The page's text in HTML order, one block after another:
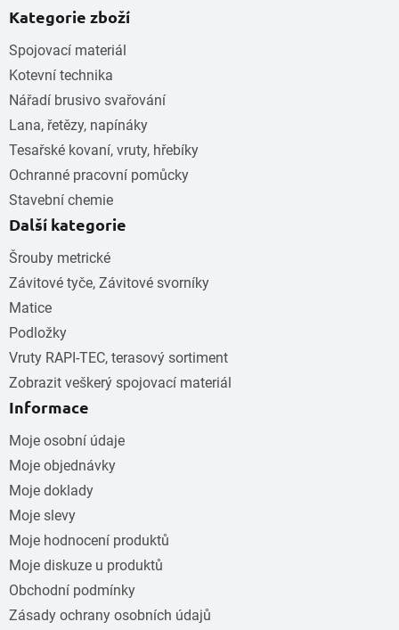
Kategorie zboží
Spojovací materiál
Kotevní technika
Nářadí brusivo svařování
Lana, řetězy, napínáky
Tesařské kovaní, vruty, hřebíky
Ochranné pracovní pomůcky
Stavební chemie
Další kategorie
Šrouby metrické
Závitové tyče, Závitové svorníky
Matice
Podložky
Vruty RAPI-TEC, terasový sortiment
Zobrazit veškerý spojovací materiál
Informace
Moje osobní údaje
Moje objednávky
Moje doklady
Moje slevy
Moje hodnocení produktů
Moje diskuze u produktů
Obchodní podmínky
Zásady ochrany osobních údajů